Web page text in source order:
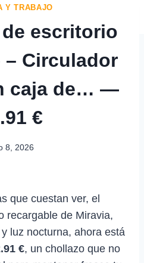
Y TRABAJO
escritorio
– Circulador
caja de… —
€
8, 2026
que cuestan ver, el
recargable de Miravia,
luz nocturna, ahora está
€, un chollazo que no